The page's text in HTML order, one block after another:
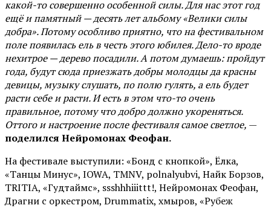
какой-то совершенно особенной силы. Для нас этот год
ещё и памятный — десять лет альбому «Велики силы
добра». Потому особливо приятно, что на фестивальном
поле появилась ель в честь этого юбилея. Дело-то вроде
нехитрое — дерево посадили. А потом думаешь: пройдут
года, будут сюда приезжать добры молодцы да красны
девицы, музыку слушать, по полю гулять, а ель будет
расти себе и расти. И есть в этом что-то очень
правильное, потому что добро должно укореняться.
Оттого и настроение после фестиваля самое светлое, —
поделился Нейромонах Феофан.
На фестивале выступили: «Бонд с кнопкой», Ёлка,
«Танцы Минус», IOWA, TMNV, polnalyubvi, Найк Борзов,
TRITIA, «Гудтаймс», ssshhhiiittt!, Нейромонах Феофан,
Драгни с оркестром, Drummatix, хмыров, «Рубеж